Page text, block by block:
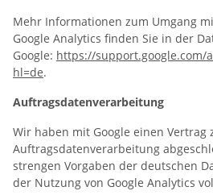
Mehr Informationen zum Umgang
Google Analytics finden Sie in der
Google: https://support.google.com/
hl=de.
Auftragsdatenverarbeitung
Wir haben mit Google einen Vertrag
Auftragsdatenverarbeitung
strengen Vorgaben der deutschen
der Nutzung von Google Analytics